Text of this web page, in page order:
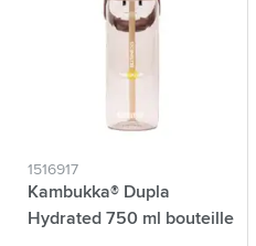
1516917
Kambukka® Dupla
Hydrated 750 ml bouteille